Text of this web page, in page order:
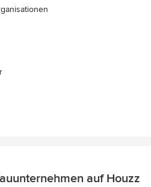
auf Houzz